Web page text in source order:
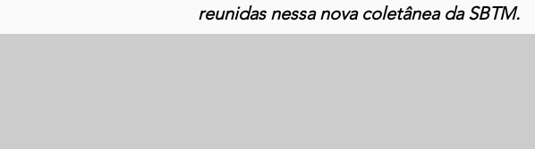
reunidas nessa nova colet​ânea da SBTM.